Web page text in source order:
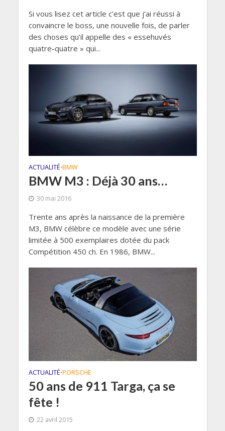
Si vous lisez cet article c’est que j’ai réussi à
convaincre le boss, une nouvelle fois, de parler
des choses qu’il appelle des « essehuvés
quatre-quatre » qui...
ACTUALITÉ•BMW
BMW M3 : Déjà 30 ans…
30 mai 2016
Trente ans après la naissance de la première
M3, BMW célèbre ce modèle avec une série
limitée à 500 exemplaires dotée du pack
Compétition 450 ch. En 1986, BMW...
ACTUALITÉ•PORSCHE
50 ans de 911 Targa, ça se
fête !
22 avril 2015